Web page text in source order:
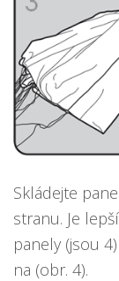
Skládejte
stranu. Je
panely (jsou
na (obr. 4).